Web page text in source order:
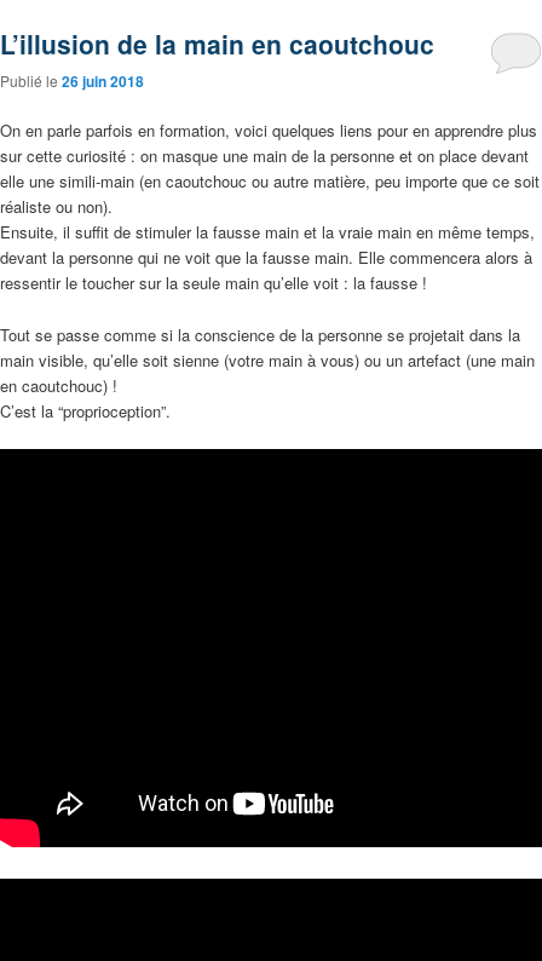
L’illusion de la main en caoutchouc
Publié le 26 juin 2018
On en parle parfois en formation, voici quelques liens pour en apprendre plus
sur cette curiosité : on masque une main de la personne et on place devant
elle une simili-main (en caoutchouc ou autre matière, peu importe que ce soit
réaliste ou non).
Ensuite, il suffit de stimuler la fausse main et la vraie main en même temps,
devant la personne qui ne voit que la fausse main. Elle commencera alors à
ressentir le toucher sur la seule main qu’elle voit : la fausse !
Tout se passe comme si la conscience de la personne se projetait dans la
main visible, qu’elle soit sienne (votre main à vous) ou un artefact (une main
en caoutchouc) !
C’est la “proprioception”.